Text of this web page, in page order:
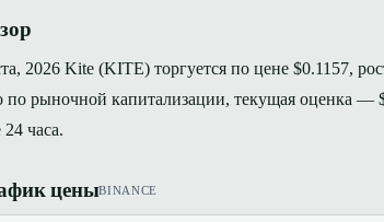
2026 Kite (KITE) торгуется по цене $0.1157,
по рыночной капитализации, текущая оценка —
часа.
ценыBINANCE